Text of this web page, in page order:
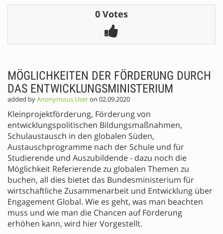
0 Votes
MÖGLICHKEITEN DER FÖRDERUNG DURCH
DAS ENTWICKLUNGSMINISTERIUM
added byAnonymous Useron 02.09.2020
Kleinprojektförderung, Förderung von
entwicklungspolitischen Bildungsmaßnahmen,
Schulaustausch in den globalen Süden,
Austauschprogramme nach der Schule und für
Studierende und Auszubildende - dazu noch die
Möglichkeit Referierende zu globalen Themen zu
buchen, all dies bietet das Bundesministerium für
wirtschaftliche Zusammenarbeit und Entwicklung über
Engagement Global. Wie es geht, was man beachten
muss und wie man die Chancen auf Förderung
erhöhen kann, wird hier Vorgestellt.